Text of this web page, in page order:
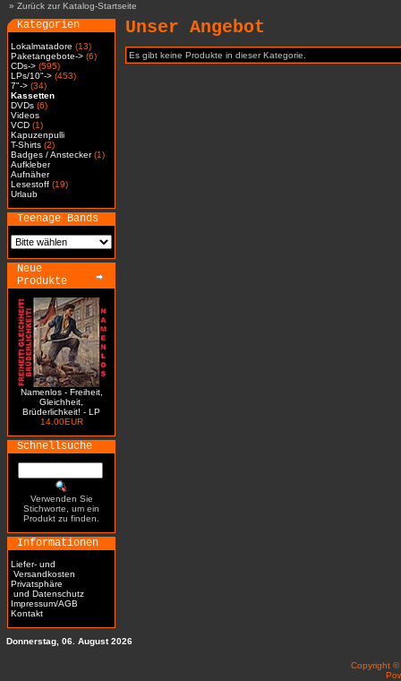
» Zurück zur Katalog-Startseite
Kategorien
Lokalmatadore (13)
Paketangebote-> (6)
CDs-> (595)
LPs/10"-> (453)
7"-> (34)
Kassetten
DVDs (6)
Videos
VCD (1)
Kapuzenpulli
T-Shirts (2)
Badges / Anstecker(1)
Aufkleber
Aufnäher
Lesestoff (19)
Urlaub
Teenage Bands
Neue
Produkte
Namenlos - Freiheit,
Gleichheit,
Brüderlichkeit! - LP
14.00EUR
Schnellsuche
Verwenden Sie
Stichworte, um ein
Produkt zu finden.
Informationen
Liefer- und
Versandkosten
Privatsphäre
und Datenschutz
Impressum/AGB
Kontakt
Unser Angebot
Es gibt keine Produkte in dieser Kategorie.
Donnerstag, 06. August 2026
Copyright